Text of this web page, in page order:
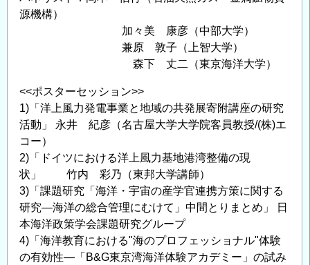
源機構）
加々美 康彦（中部大学）
兼原 敦子（上智大学）
森下 丈二（東京海洋大学）
<<ポスターセッション>>
1)「洋上風力発電事業と地域の共発展寄附講座の研究
活動」 永井 紀彦（名古屋大学大学院客員教授/(株)エ
コー）
2)「ドイツにおける洋上風力基地港湾整備の現
状」 竹内 彩乃（東邦大学講師）
3)「課題研究「海洋・宇宙の産学官連携方策に関する
研究―海洋の総合管理にむけて」中間とりまとめ」 日
本海洋政策学会課題研究グループ
4)「海洋教育における"海のプロフェッショナル"体験
の有効性―「B&G東京湾海洋体験アカデミー」の試み